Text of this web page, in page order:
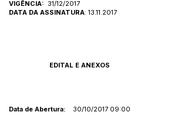
VIGÊNCIA: 31/12/2017
DATA DA ASSINATURA: 13.11.2017
EDITAL E ANEXOS
Data de Abertura: 30/10/2017 09:00